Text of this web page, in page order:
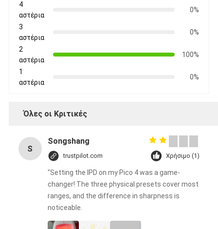
4
αστέρια
0%
3
αστέρια
0%
2
αστέρια
100%
1
αστέρια
0%
Όλες οι Κριτικές
S
Songshang
trustpilot.com Χρήσιμο (1)
"Setting the IPD on my Pico 4 was a game-
changer! The three physical presets cover most
ranges, and the difference in sharpness is
noticeable.